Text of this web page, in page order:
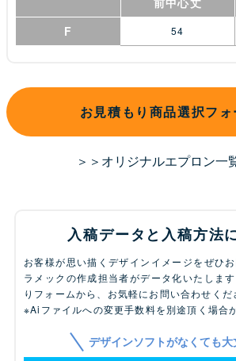
F
54
お見積もり商品選択フ
＞＞オリジナルエプロン一
入稿データと入稿方法
お客様が思い描くデザインイメージをぜひ
ラメックの作成担当者がデータ化いたしま
りフォームから、お気軽にお問い合わせくだ
※Aiファイルへの変更手数料を別途頂く場合
デザインソフトがなくても大